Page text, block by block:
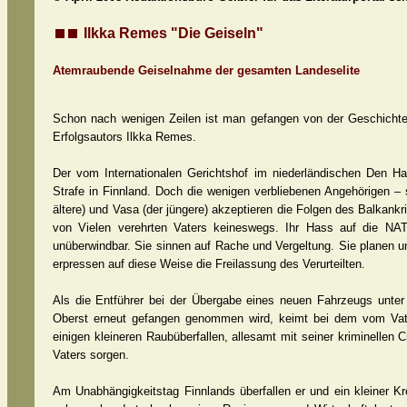
Ilkka Remes "Die Geiseln"
Atemraubende Geiselnahme der gesamten Landeselite
Schon nach wenigen Zeilen ist man gefangen von der
Erfolgsautors Ilkka Remes.
Der vom Internationalen Gerichtshof im niederländischen Den
Strafe in Finnland. Doch die wenigen verbliebenen Angehörigen
ältere) und Vasa (der jüngere) akzeptieren die Folgen des
von Vielen verehrten Vaters keineswegs. Ihr Hass auf die
unüberwindbar. Sie sinnen auf Rache und Vergeltung. Sie planen
erpressen auf diese Weise die Freilassung des Verurteilten.
Als die Entführer bei der Übergabe eines neuen Fahrzeugs
Oberst erneut gefangen genommen wird, keimt bei dem vom
einigen kleineren Raubüberfallen, allesamt mit seiner kriminellen
Vaters sorgen.
Am Unabhängigkeitstag Finnlands überfallen er und ein kleiner